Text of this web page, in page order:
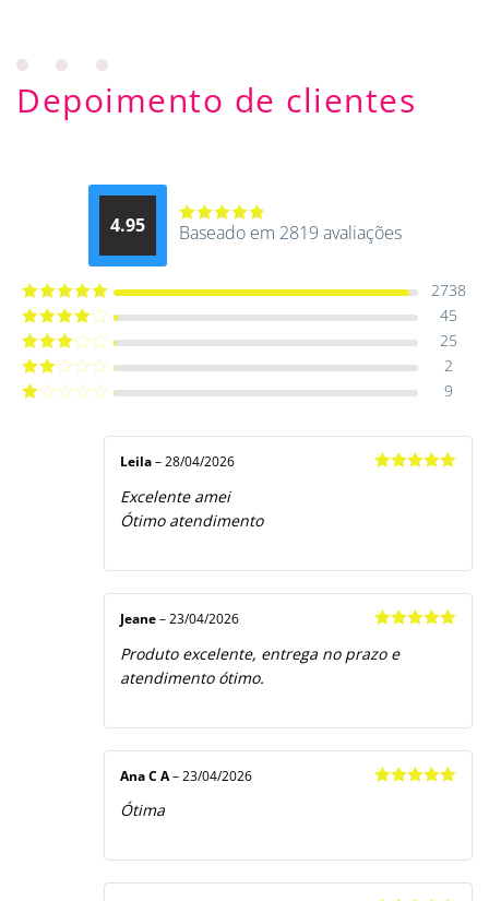
Depoimento de clientes
4.95
Avaliação
Baseado em 2819 avaliações
Avaliação5
2738
Avaliação
45
Avaliação
25
Avaliação
2
9
Leila – 28/04/2026
Excelente amei
Ótimo atendimento
de 5
Jeane – 23/04/2026
Produto excelente, entrega no prazo e
atendimento ótimo.
Ana C A – 23/04/2026
Ótima